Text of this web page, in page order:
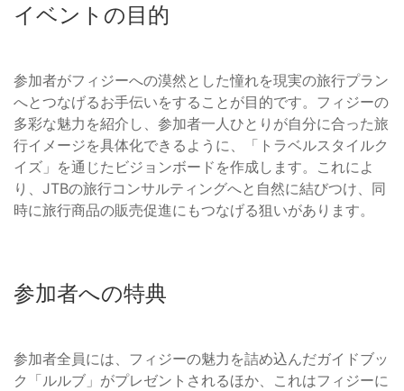
イベントの目的
参加者がフィジーへの漠然とした憧れを現実の旅行プラン
へとつなげるお手伝いをすることが目的です。フィジーの
多彩な魅力を紹介し、参加者一人ひとりが自分に合った旅
行イメージを具体化できるように、「トラベルスタイルク
イズ」を通じたビジョンボードを作成します。これによ
り、JTBの旅行コンサルティングへと自然に結びつけ、同
時に旅行商品の販売促進にもつなげる狙いがあります。
参加者への特典
参加者全員には、フィジーの魅力を詰め込んだガイドブッ
ク「ルルブ」がプレゼントされるほか、これはフィジーに